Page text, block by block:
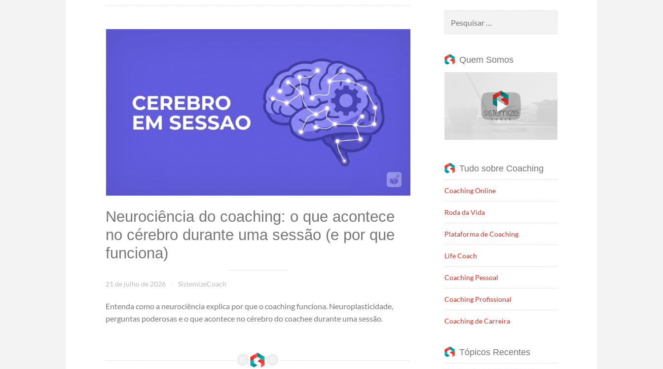
Neurociência do coaching: o que acontece no cérebro durante uma sessão (e por que funciona)
Neurociência do coaching: o que acontece
no cérebro durante uma sessão (e por que
funciona)
21 de julho de 2026 SistemizeCoach
Entenda como a neurociência explica por que o coaching funciona. Neuroplasticidade,
perguntas poderosas e o que acontece no cérebro do coachee durante uma sessão.
por:
Quem Somos
Tudo sobre Coaching
Coaching Online
Roda da Vida
Plataforma de Coaching
Life Coach
Coaching Pessoal
Coaching Profissional
Coaching de Carreira
Tópicos Recentes